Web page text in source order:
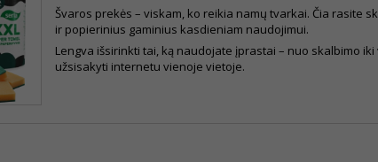
Švaros prekės – viskam, ko reikia namų tvarkai. Čia rasite
ir popierinius gaminius kasdieniam naudojimui.
Lengva išsirinkti tai, ką naudojate įprastai – nuo skalbimo
užsisakyti internetu vienoje vietoje.